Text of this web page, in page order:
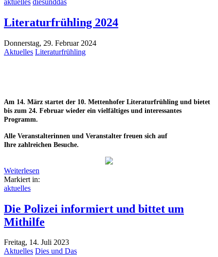
Literaturfrühling 2024
Donnerstag, 29. Februar 2024
Aktuelles Literaturfrühling
Am 14. März startet der 10. Mettenhofer Literaturfrühling und bietet
bis zum 24. Februar wieder ein vielfältiges und interessantes
Programm.
Alle Veranstalterinnen und Veranstalter freuen sich auf
Ihre zahlreichen Besuche.
Weiterlesen
Markiert in:
aktuelles
Die Polizei informiert und bittet um
Mithilfe
Freitag, 14. Juli 2023
Aktuelles Dies und Das